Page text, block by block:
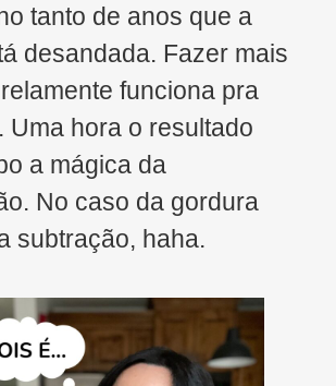
tanto de anos que a
desandada. Fazer mais
funciona pra
Uma hora o resultado
a mágica da
No caso da gordura
subtração, haha.